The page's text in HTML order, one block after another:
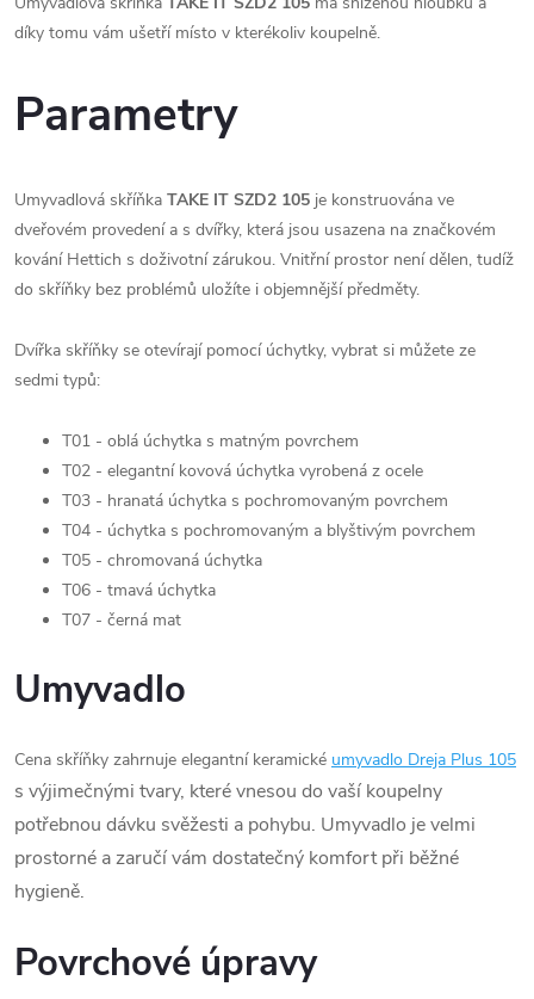
díky tomu vám ušetří místo v kterékoliv koupelně.
Parametry
Umyvadlová skříňka TAKE IT SZD2 105 je konstruována ve
dveřovém provedení a s dvířky, která jsou usazena na značkovém
kování Hettich s doživotní zárukou. Vnitřní prostor není dělen, tudíž
do skříňky bez problémů uložíte i objemnější předměty.
Dvířka skříňky se otevírají pomocí úchytky, vybrat si můžete ze
sedmi typů:
T01 - oblá úchytka s matným povrchem
T02 - elegantní kovová úchytka vyrobená z ocele
T03 - hranatá úchytka s pochromovaným povrchem
T04 - úchytka s pochromovaným a blyštivým povrchem
T05 - chromovaná úchytka
T06 - tmavá úchytka
T07 - černá mat
Umyvadlo
Cena skříňky zahrnuje elegantní keramické umyvadlo Dreja Plus 105
s výjimečnými tvary, které vnesou do vaší koupelny
potřebnou dávku svěžesti a pohybu. Umyvadlo je velmi
prostorné a zaručí vám dostatečný komfort při běžné
hygieně.
Povrchové úpravy